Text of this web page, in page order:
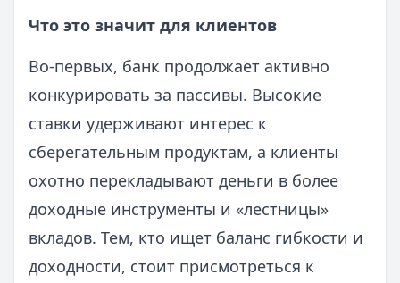
Что это значит для клиентов
Во-первых, банк продолжает активно
конкурировать за пассивы. Высокие
ставки удерживают интерес к
сберегательным продуктам, а клиенты
охотно перекладывают деньги в более
доходные инструменты и «лестницы»
вкладов. Тем, кто ищет баланс гибкости и
доходности, стоит присмотреться к